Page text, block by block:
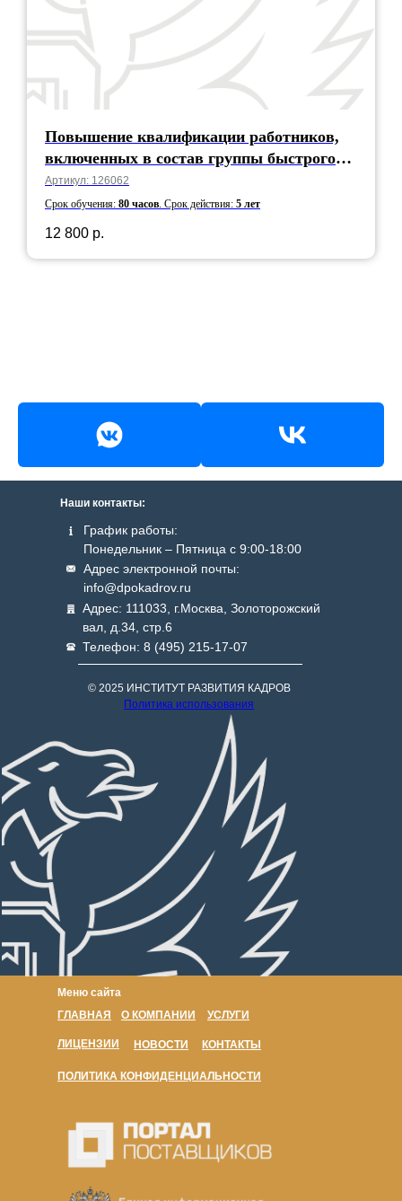
Повышение квалификации работников,
включенных в состав группы быстрого
реагирования
Артикул: 126062
Срок обучения: 80 часов. Срок действия: 5 лет
12 800 р.
Меню сайта
Наши контакты:
График работы:
Понедельник – Пятница с 9:00-18:00
Адрес: 111033, г.Москва, Золоторожский
вал, д.34, стр.6
Телефон: 8 (495) 215-17-07
© 2025 ИНСТИТУТ РАЗВИТИЯ КАДРОВ
Политика использования
Адрес электронной почты:
info@dpokadrov.ru
ГЛАВНАЯ О КОМПАНИИ УСЛУГИ
ЛИЦЕНЗИИ НОВОСТИ КОНТАКТЫ
ПОЛИТИКА КОНФИДЕНЦИАЛЬНОСТИ